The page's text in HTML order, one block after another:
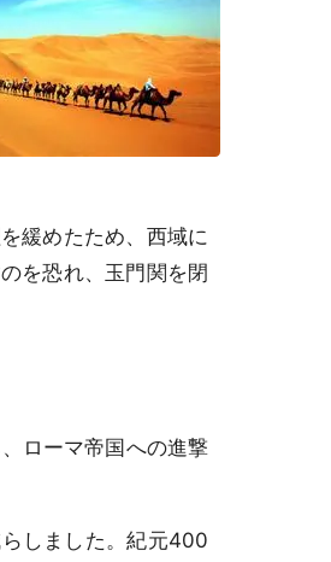
緩めたため、西域に
を恐れ、玉門関を閉
ローマ帝国への進撃
しました。紀元400